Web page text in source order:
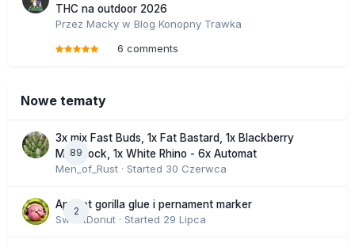
THC na outdoor 2026
Przez Macky w Blog Konopny Trawka
6 comments
Nowe tematy
89
3x mix Fast Buds, 1x Fat Bastard, 1x Blackberry
Moonrock, 1x White Rhino - 6x Automat
Men_of_Rust · Started 30 Czerwca
2
Apricot gorilla glue i pernament marker
SweetDonut · Started 29 Lipca